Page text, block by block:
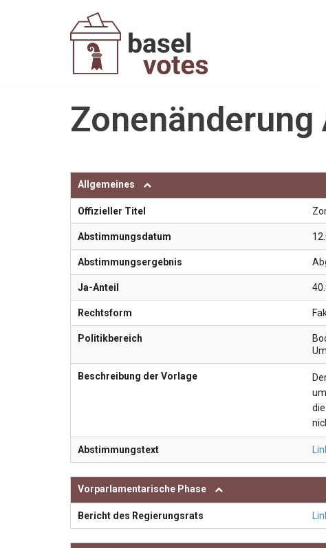
Allgemeines
Offizieller Titel
Abstimmungsdatum
Abstimmungsergebnis
Ja-Anteil
Rechtsform
Politikbereich
Beschreibung der Vorlage
Abstimmungstext
Vorparlamentarische Phase
Bericht des Regierungsrats